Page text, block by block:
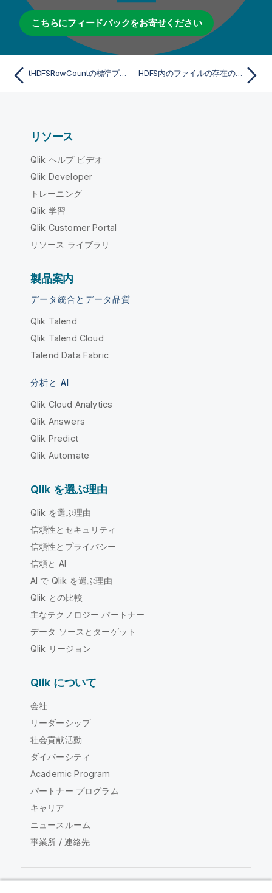
こちらにフィードバックをお寄せください
tHDFSRowCountの標準プロパティ HDFS内のファイルの存在の確認
リソース
Qlik ヘルプ ビデオ
Qlik Developer
トレーニング
Qlik 学習
Qlik Customer Portal
リソース ライブラリ
製品案内
データ統合とデータ品質
Qlik Talend
Qlik Talend Cloud
Talend Data Fabric
分析と AI
Qlik Cloud Analytics
Qlik Answers
Qlik Predict
Qlik Automate
Qlik を選ぶ理由
Qlik を選ぶ理由
信頼性とセキュリティ
信頼性とプライバシー
信頼と AI
AI で Qlik を選ぶ理由
Qlik との比較
主なテクノロジー パートナー
データ ソースとターゲット
Qlik リージョン
Qlik について
会社
リーダーシップ
社会貢献活動
ダイバーシティ
Academic Program
パートナー プログラム
キャリア
ニュースルーム
事業所 / 連絡先